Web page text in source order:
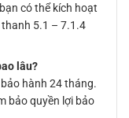
có thể kích hoạt
thanh 5.1 – 7.1.4
lâu?
hành 24 tháng.
bảo quyền lợi bảo